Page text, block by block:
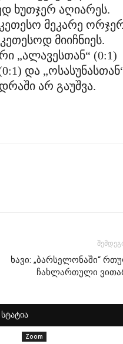
ხუთჯერ აღიარეს.
მეკარე
მიიჩნიეს.
„ალავესთან“ (0:1)
და
არ გაუშვა.
ხავი: „ბარსელონაში“
ჩახლართული
Zoom